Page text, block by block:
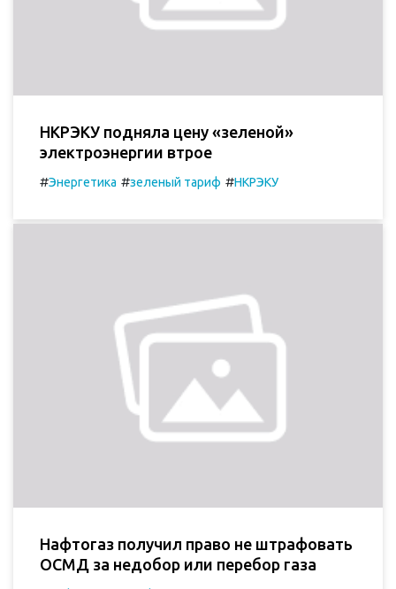
НКРЭКУ подняла цену «зеленой»
электроэнергии втрое
#Энергетика #зеленый тариф #НКРЭКУ
Нафтогаз получил право не штрафовать
ОСМД за недобор или перебор газа